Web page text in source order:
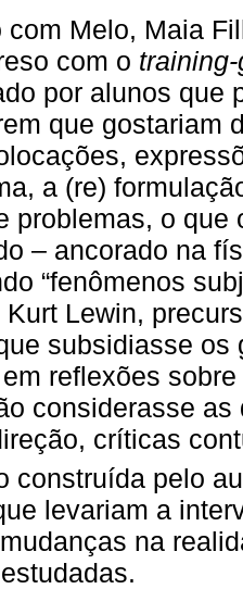
com Melo, Maia
com o
por alunos que
que gostariam
a (re)
problemas, o que
– ancorado na
“fenômenos
Kurt Lewin,
subsidiasse os
reflexões
considerasse
críticas
construída pelo
levariam a
na